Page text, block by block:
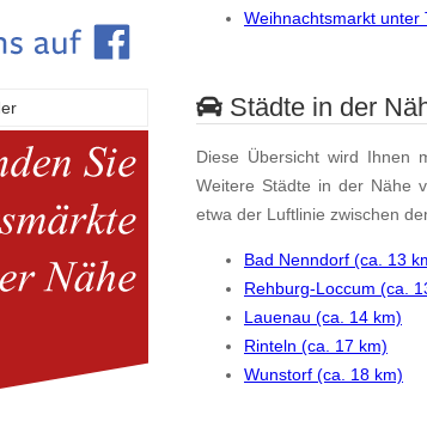
Weihnachtsmarkt unter
Städte in der
Diese Übersicht wird Ihnen
Weitere Städte in der Nähe
etwa der Luftlinie zwischen
Bad Nenndorf (ca. 13
Rehburg-Loccum (ca.
Lauenau (ca. 14 km)
Rinteln (ca. 17 km)
Wunstorf (ca. 18 km)